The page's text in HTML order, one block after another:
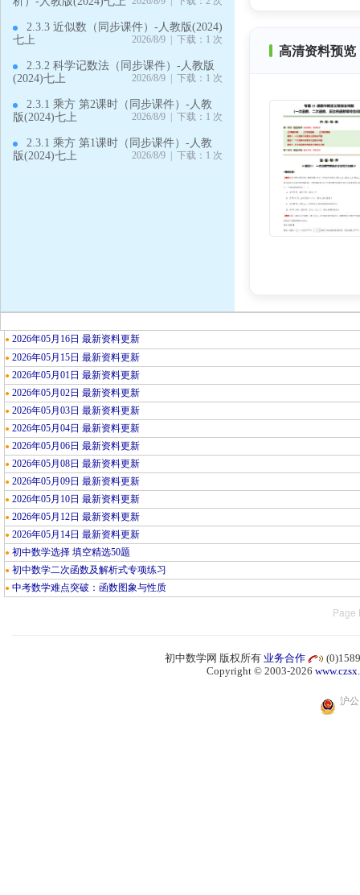
2.3.3 近似数（同步课件）-人教版(2024)
七上
2026/8/9 | 下载：1 次
2.3.2 科学记数法（同步课件）-人教版
(2024)七上
2026/8/9 | 下载：1 次
2.3.1 乘方 第2课时（同步课件）-人教
版(2024)七上
2026/8/9 | 下载：1 次
2.3.1 乘方 第1课时（同步课件）-人教
版(2024)七上
2026/8/9 | 下载：1 次
高清资料预
● 2026年05月16日 最新资料更新
● 2026年05月15日 最新资料更新
● 2026年05月01日 最新资料更新
● 2026年05月02日 最新资料更新
● 2026年05月03日 最新资料更新
● 2026年05月04日 最新资料更新
● 2026年05月06日 最新资料更新
● 2026年05月08日 最新资料更新
● 2026年05月09日 最新资料更新
● 2026年05月10日 最新资料更新
● 2026年05月12日 最新资料更新
● 2026年05月14日 最新资料更新
● 初中数学选择 填空精选50题
● 初中数学二次函数及解析式专项练习
● 中考数学难点突破：函数图象与性质
Page
初中数学网 版权所有 业务合作
Copyright © 2003-2026
沪公